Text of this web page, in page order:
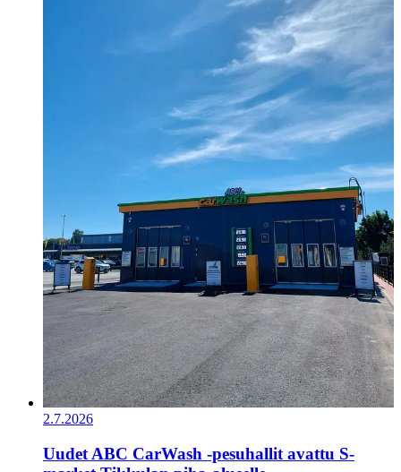
2.7.2026
Uudet ABC CarWash -pesuhallit avattu S-